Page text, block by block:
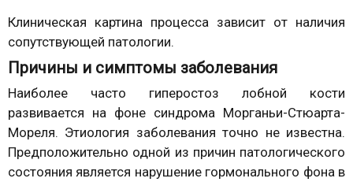
Клиническая картина процесса зависит от наличия
сопутствующей патологии.
Причины и симптомы заболевания
Наиболее часто гиперостоз лобной кости
развивается на фоне синдрома Морганьи-Стюарта-
Мореля. Этиология заболевания точно не известна.
Предположительно одной из причин патологического
состояния является нарушение гормонального фона в